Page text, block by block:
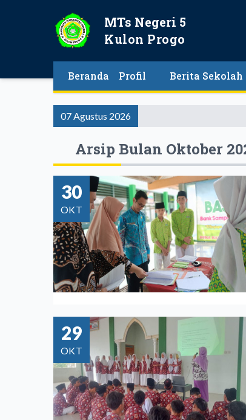
MTs Negeri 5
Kulon Progo
Beranda Profil Berita Sekolah
07 Agustus 2026
Arsip Bulan Oktober
30
OKT
29
OKT